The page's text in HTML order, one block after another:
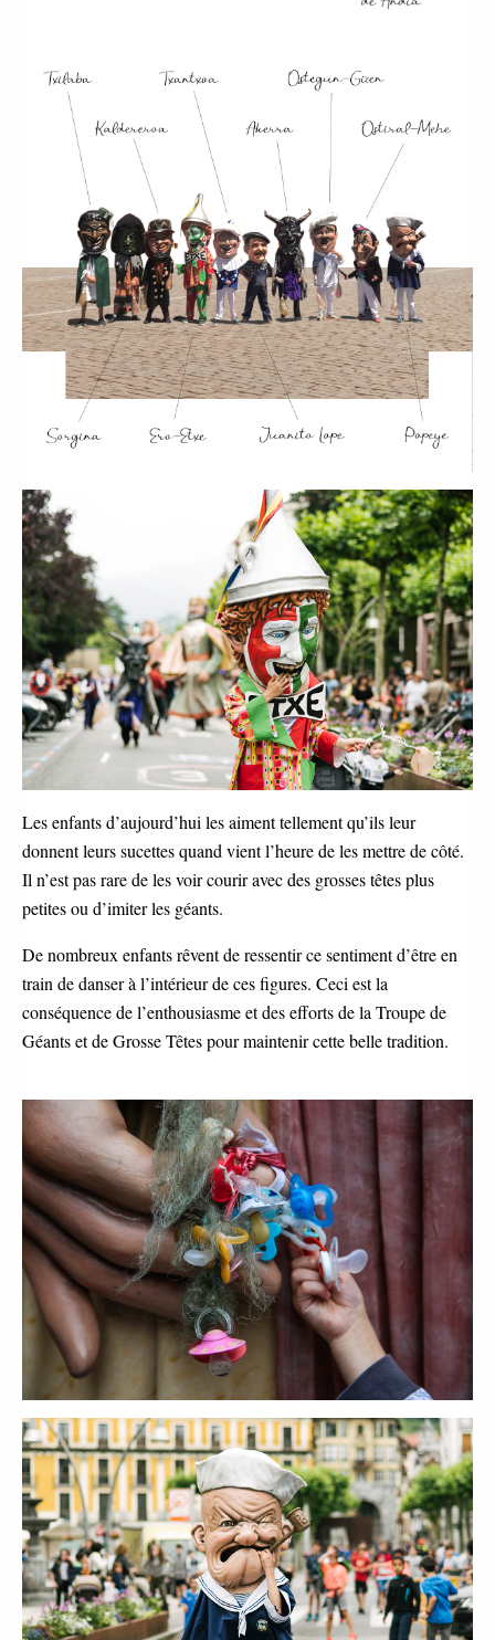
Les enfants d’aujourd’hui les aiment tellement qu’ils leur
donnent leurs sucettes quand vient l’heure de les mettre de côté.
Il n’est pas rare de les voir courir avec des grosses têtes plus
petites ou d’imiter les géants.
De nombreux enfants rêvent de ressentir ce sentiment d’être en
train de danser à l’intérieur de ces figures. Ceci est la
conséquence de l’enthousiasme et des efforts de la Troupe de
Géants et de Grosse Têtes pour maintenir cette belle tradition.